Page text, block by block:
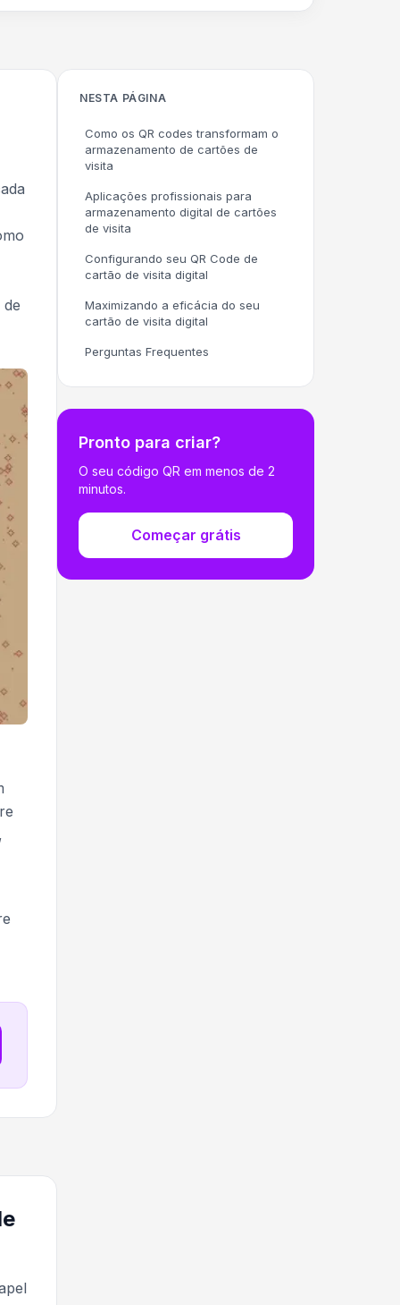
NESTA PÁGINA
Como os QR codes transformam o
armazenamento de cartões de
visita
Aplicações profissionais para
armazenamento digital de cartões
de visita
Configurando seu QR Code de
cartão de visita digital
Maximizando a eficácia do seu
cartão de visita digital
Perguntas Frequentes
Pronto para criar?
O seu código QR em menos de 2
minutos.
Começar grátis